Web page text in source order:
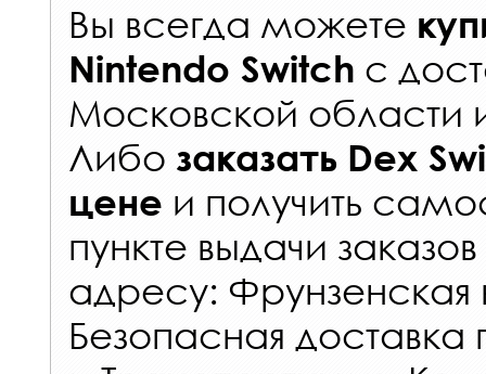
Вы всегда можете
Nintendo Switch с
Московской области
Либо заказать Dex
цене и получить
пункте выдачи заказов
адресу: Фрунзенская
Безопасная